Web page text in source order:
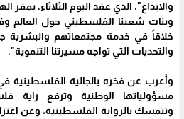
والابداع"، الذي عقد اليوم الثلاثاء، بمقر
وبنات شعبنا الفلسطيني حول العالم
خلاقاً في خدمة مجتمعاتهم والبشرية
والتحديات التي تواجه مسيرتنا التنموية".
وأعرب عن فخره بالجالية الفلسطينية في
مسؤولياتها الوطنية وترفع راية
وتتمسك بالرواية الفلسطينية، وعن